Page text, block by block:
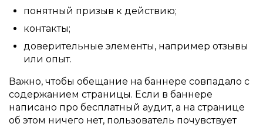
понятный призыв к действию;
контакты;
доверительные элементы, например отзывы
или опыт.
Важно, чтобы обещание на баннере совпадало с
содержанием страницы. Если в баннере
написано про бесплатный аудит, а на странице
об этом ничего нет, пользователь почувствует